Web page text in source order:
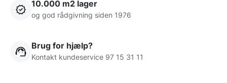
10.000 m2 lager
og god rådgivning siden 1976
Brug for hjælp?
Kontakt kundeservice 97 15 31 11